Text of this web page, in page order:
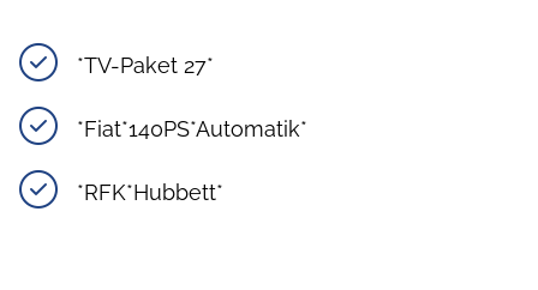
*TV-Paket 27*
*Fiat*140PS*Automatik*
*RFK*Hubbett*